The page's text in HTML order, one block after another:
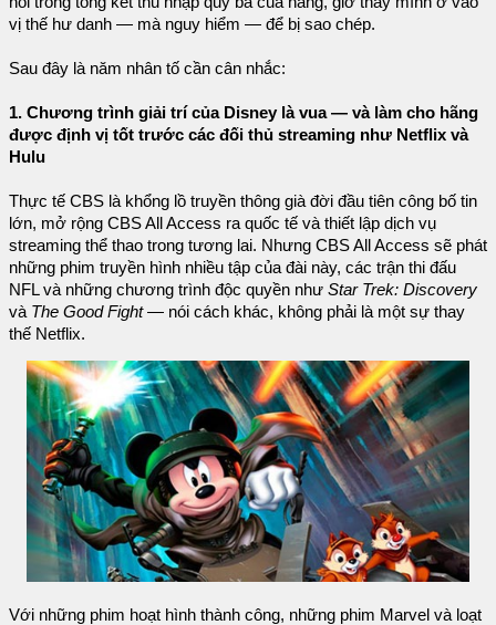
vị thế hư danh — mà nguy hiểm — để bị sao chép.
Sau đây là năm nhân tố cần cân nhắc:
1. Chương trình giải trí của Disney là vua — và làm cho hãng
được định vị tốt trước các đối thủ streaming như Netflix và
Hulu
Thực tế CBS là khổng lồ truyền thông già đời đầu tiên công bố tin
lớn, mở rộng CBS All Access ra quốc tế và thiết lập dịch vụ
streaming thể thao trong tương lai. Nhưng CBS All Access sẽ phát
những phim truyền hình nhiều tập của đài này, các trận thi đấu
NFL và những chương trình độc quyền như Star Trek: Discovery
và The Good Fight— nói cách khác, không phải là một sự thay
thế Netflix.
Với những phim hoạt hình thành công, những phim Marvel và loạt